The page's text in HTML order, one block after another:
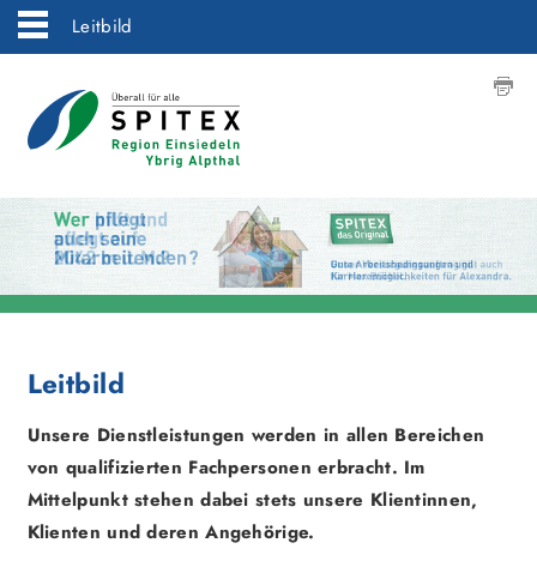
Leitbild
Leitbild
Unsere Dienstleistungen werden in allen Bereichen
von qualifizierten Fachpersonen erbracht. Im
Mittelpunkt stehen dabei stets unsere Klientinnen,
Klienten und deren Angehörige.